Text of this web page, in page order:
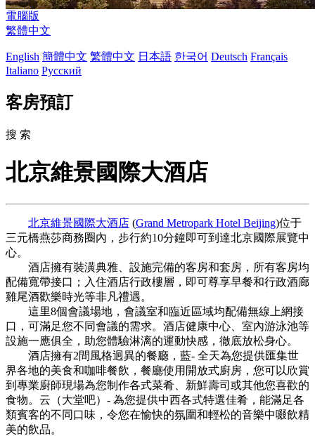
電腦版
繁體中文
English 簡體中文 繁體中文 日本語 한국어 Deutsch Français
Italiano Русский
客房預訂
搜 索
北京維景國際大酒店
北京維景國際大酒店 (Grand Metropark Hotel Beijing)位于
三元橋燕莎商務圈內，步行約10分鐘即可到達北京國際展覽中
心。
酒店擁有裝潢典雅、設施完備的客房和套房，所有客房均
配備寬帶接口；入住酒店行政樓層，即可尊享早餐和行政酒廊
雞尾酒歡樂時光等非凡禮遇。
這里8個會議場地，會議室和臨近區域均配備無線上網接
口，可滿足您不同會議的需求。酒店健康中心、室內游泳池等
設施一應俱全，助您體驗淋漓的運動快感，徹底放松身心。
酒店擁有2間風格迥異的餐廳，藍- 全天為您提供匯集世
界各地的美食和咖啡餐飲，餐廳使用開放式廚房，您可以欣賞
到專業廚師現場為您制作各式菜肴、新鮮壽司或其他您喜歡的
食物。云（大堂吧）- 為您提供中西各式特選佳肴，能滿足各
類賓客的不同口味，令您在愉快的氛圍和輕松的音樂中啜飲精
美的飲品。